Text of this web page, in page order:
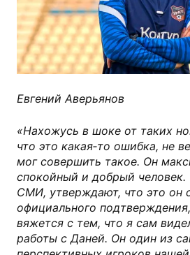
Евгений Аверьянов
«Нахожусь в шоке от таких
что это какая‑то ошибка, не
мог совершить такое. Он
спокойный и добрый
СМИ, утверждают, что это он
официального
вяжется с тем, что я сам
работы с Даней. Он один из